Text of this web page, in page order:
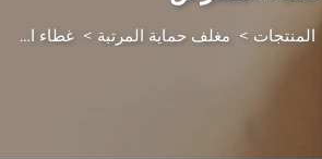
المنتجات > مغلف حماية المرتبة > غطاء المفرش